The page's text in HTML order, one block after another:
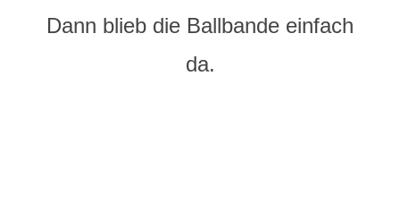
Dann blieb die Ballbande einfach
da.